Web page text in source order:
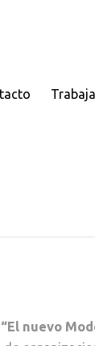
“El nuevo